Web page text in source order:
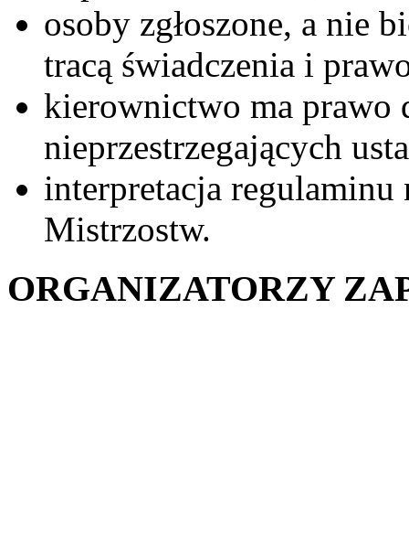
osoby zgłoszone, a nie
tracą świadczenia i
kierownictwo ma prawo
nieprzestrzegających
interpretacja
Mistrzostw.
ORGANIZATORZY